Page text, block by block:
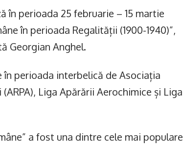
în perioada 25 februarie – 15 martie
în perioada Regalității (1900-1940)”,
Georgian Anghel.
în perioada interbelică de Asociația
Liga Apărării Aerochimice și Liga
a fost una dintre cele mai populare